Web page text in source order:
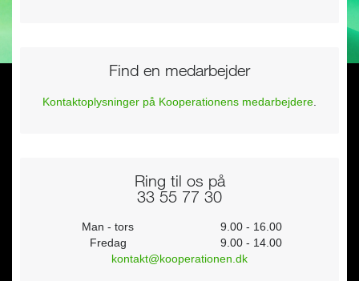
Find en medarbejder
Kontaktoplysninger på Kooperationens medarbejdere
Ring til os på
33 55 77 30
Man - tors
9.00 - 16.00
Fredag
9.00 - 14.00
kontakt@kooperationen.dk